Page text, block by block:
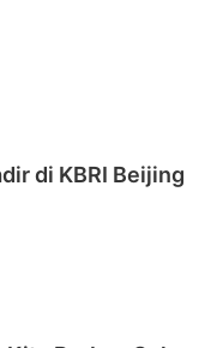
di KBRI Beijing